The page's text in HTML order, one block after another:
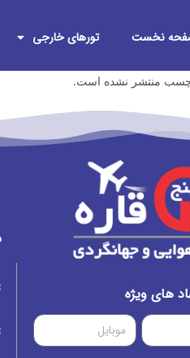
نخست تورهای خارجی
منتشر نشده است.
های ویژه